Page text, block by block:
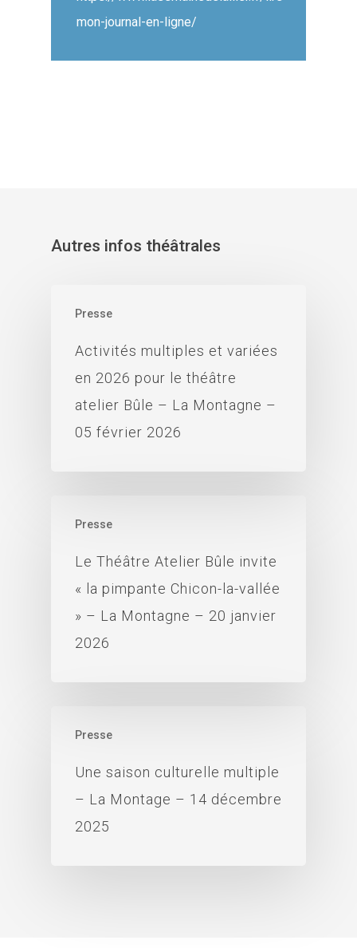
mon-journal-en-ligne/
Autres infos théâtrales
Presse
Activités multiples et variées
en 2026 pour le théâtre
atelier Bûle – La Montagne –
05 février 2026
Presse
Le Théâtre Atelier Bûle invite
« la pimpante Chicon-la-vallée
» – La Montagne – 20 janvier
2026
Presse
Une saison culturelle multiple
– La Montage – 14 décembre
2025